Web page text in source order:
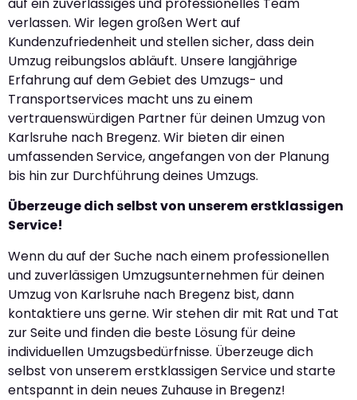
verlassen. Wir legen großen Wert auf
Kundenzufriedenheit und stellen sicher, dass dein
Umzug reibungslos abläuft. Unsere langjährige
Erfahrung auf dem Gebiet des Umzugs- und
Transportservices macht uns zu einem
vertrauenswürdigen Partner für deinen Umzug von
Karlsruhe nach Bregenz. Wir bieten dir einen
umfassenden Service, angefangen von der Planung
bis hin zur Durchführung deines Umzugs.
Überzeuge dich selbst von unserem erstklassigen
Service!
Wenn du auf der Suche nach einem professionellen
und zuverlässigen Umzugsunternehmen für deinen
Umzug von Karlsruhe nach Bregenz bist, dann
kontaktiere uns gerne. Wir stehen dir mit Rat und Tat
zur Seite und finden die beste Lösung für deine
individuellen Umzugsbedürfnisse. Überzeuge dich
selbst von unserem erstklassigen Service und starte
entspannt in dein neues Zuhause in Bregenz!